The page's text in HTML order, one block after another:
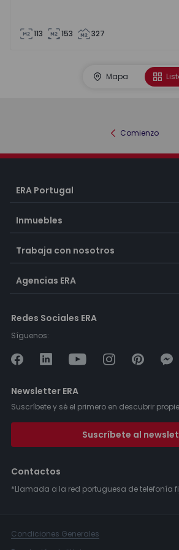
113 153 327
Mapa
Comienzo
ERA Portugal
Inmuebles
Trabaja con nosotros
Agencias ERA
Redes Sociales ERA
Síguenos:
Newsletter ERA
Suscríbete y sé el primero en descubrir
Suscríbete al
Contactos
*Llamada a la red portuguesa de telefonía
Condiciones Generales